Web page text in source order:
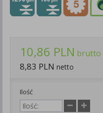
10,86 PLN brutto
8,83 PLN netto
Ilość